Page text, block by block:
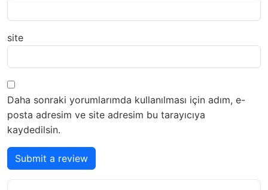
site
Daha sonraki yorumlarımda kullanılması için adım, e-
posta adresim ve site adresim bu tarayıcıya
kaydedilsin.
Submit a review